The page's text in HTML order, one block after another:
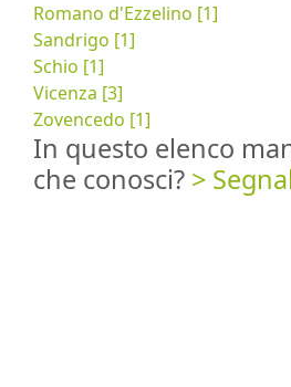
Romano d'Ezzelino [1]
Sandrigo [1]
Schio [1]
Vicenza [3]
Zovencedo [1]
In questo elenco
che conosci? >